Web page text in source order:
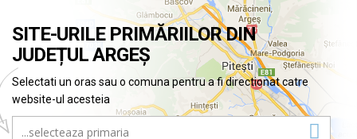
SITE-URILE PRIMĂRIILOR DIN
JUDEȚUL ARGEȘ
Selectati un oras sau o comuna pentru a fi directionat catre
website-ul acesteia